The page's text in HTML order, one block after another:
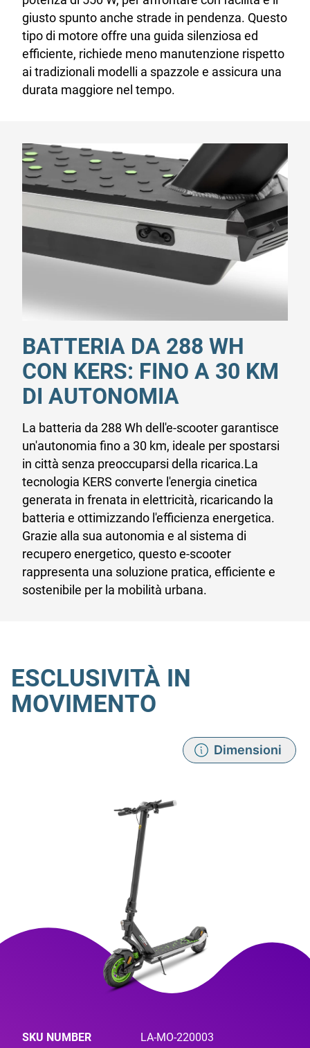
giusto spunto anche strade in pendenza. Questo
tipo di motore offre una guida silenziosa ed
efficiente, richiede meno manutenzione rispetto
ai tradizionali modelli a spazzole e assicura una
durata maggiore nel tempo.
BATTERIA DA 288 WH
CON KERS: FINO A 30 KM
DI AUTONOMIA
La batteria da 288 Wh dell'e-scooter garantisce
un'autonomia fino a 30 km, ideale per spostarsi
in città senza preoccuparsi della ricarica.La
tecnologia KERS converte l'energia cinetica
generata in frenata in elettricità, ricaricando la
batteria e ottimizzando l'efficienza energetica.
Grazie alla sua autonomia e al sistema di
recupero energetico, questo e-scooter
rappresenta una soluzione pratica, efficiente e
sostenibile per la mobilità urbana.
ESCLUSIVITÀ IN
MOVIMENTO
Dimensioni
SKU NUMBER LA-MO-220003